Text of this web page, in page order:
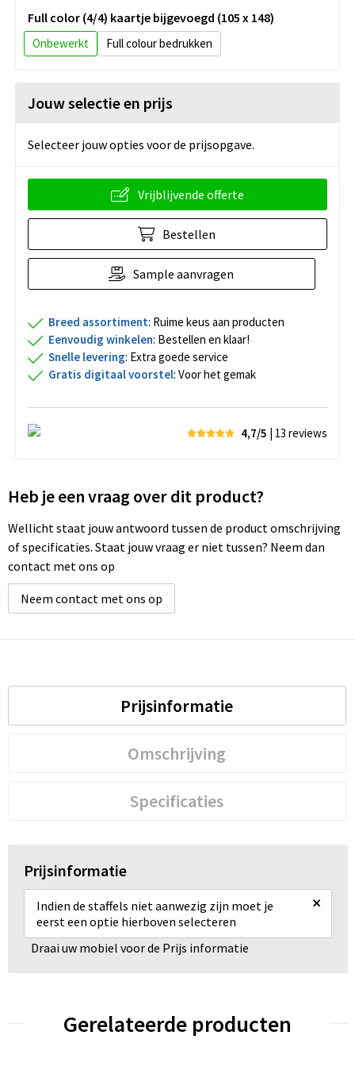
Full color (4/4) kaartje bijgevoegd (105 x 148)
Onbewerkt Full colour
Jouw selectie en prijs
Selecteer jouw opties voor de prijsopgave.
Vrijblijvende offerte
Bestellen
Sample aanvragen
Breed assortiment: Ruime keus aan producten
Eenvoudig winkelen: Bestellen en klaar!
Snelle levering: Extra goede service
Gratis digitaal voorstel: Voor het gemak
4,7/5 | 13 reviews
Heb je een vraag over dit product?
Wellicht staat jouw antwoord tussen de product omschrijving
of specificaties. Staat jouw vraag er niet tussen? Neem dan
contact met ons op
Neem contact met ons op
Prijsinformatie
Omschrijving
Specificaties
Prijsinformatie
Indien de staffels niet aanwezig zijn moet je
eerst een optie hierboven selecteren
×
Draai uw mobiel voor de Prijs informatie
Gerelateerde producten